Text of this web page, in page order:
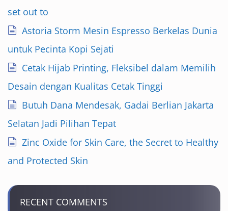
set out to
Astoria Storm Mesin Espresso Berkelas Dunia
untuk Pecinta Kopi Sejati
Cetak Hijab Printing, Fleksibel dalam Memilih
Desain dengan Kualitas Cetak Tinggi
Butuh Dana Mendesak, Gadai Berlian Jakarta
Selatan Jadi Pilihan Tepat
Zinc Oxide for Skin Care, the Secret to Healthy
and Protected Skin
RECENT COMMENTS